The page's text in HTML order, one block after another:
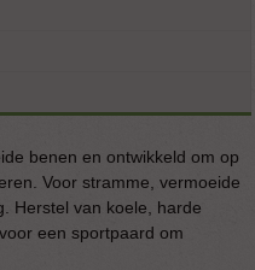
benen en ontwikkeld om op
Voor stramme, vermoeide
Herstel van koele, harde
een sportpaard om